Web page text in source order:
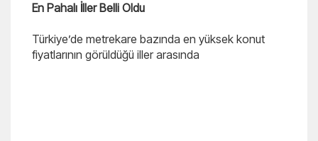
En Pahalı İller Belli Oldu
Türkiye’de metrekare bazında en yüksek konut
fiyatlarının görüldüğü iller arasında